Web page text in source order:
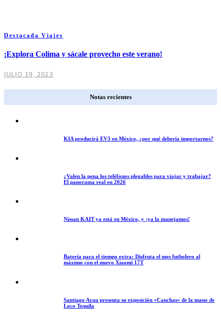
Destacada Viajes
¡Explora Colima y sácale provecho este verano!
JULIO 19, 2023
Notas recientes
KIA producirá EV3 en México, ¿por qué debería importarnos?
¿Valen la pena los teléfonos plegables para viajar y trabajar?
El panorama real en 2026
Nissan KAIT ya está en México, y ¡ya la manejamos!
Batería para el tiempo extra: Disfruta el mes futbolero al
máximo con el nuevo Xiaomi 17T
Santiago Arau presenta su exposición «Canchas» de la mano de
Loco Tequila